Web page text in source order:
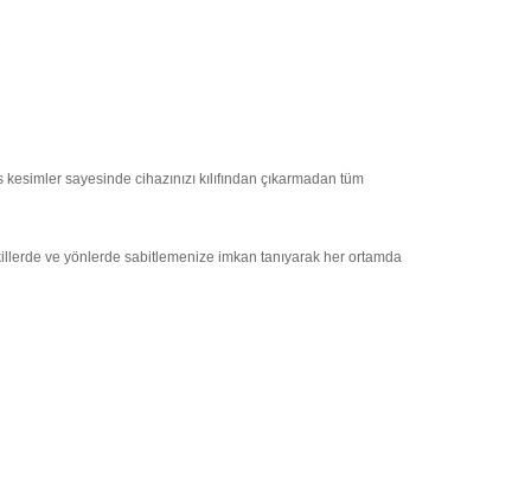
sayesinde cihazınızı kılıfından çıkarmadan tüm
ve yönlerde sabitlemenize imkan tanıyarak her ortamda